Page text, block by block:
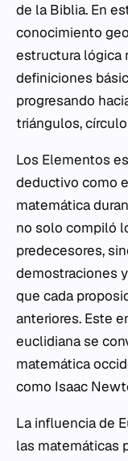
de la Biblia. En
conocimiento
estructura lógica
definiciones
progresando
triángulos,
Los Elementos
deductivo como
matemática
no solo compiló
predecesores,
demostraciones
que cada
anteriores. Este
euclidiana se
matemática
como Isaac
La influencia de
las matemáticas